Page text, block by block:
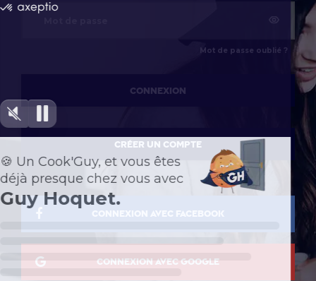
Mot de passe oublié ?
CONNEXION
CRÉER UN COMPTE
CONNEXION AVEC FACEBOOK
CONNEXION AVEC GOOGLE